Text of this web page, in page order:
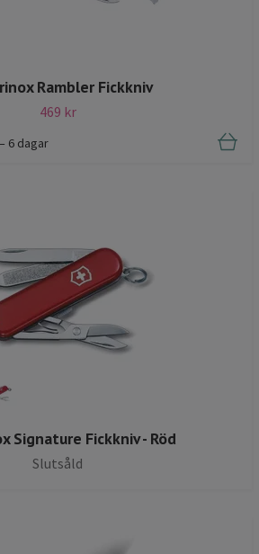
Rambler Fickkniv
469 kr
6 dagar
Signature Fickkniv - Röd
Slutsåld